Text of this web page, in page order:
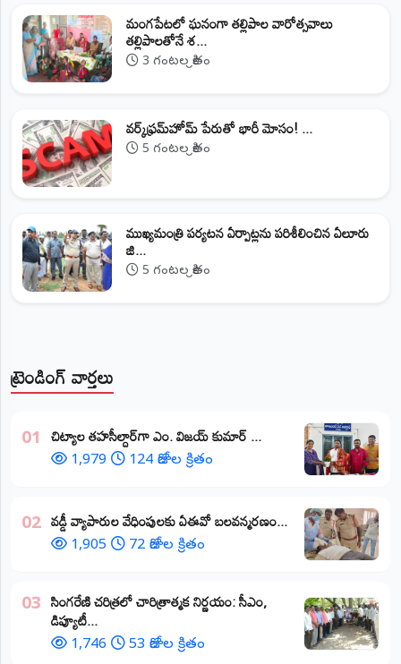
ట్రెండింగ్ వార్తలు
01 ​చిట్యాల తహసీల్దార్‌గా ఎం. విజయ్ కుమార్ ...
1,979 124 రోజుల క్రితం
02 వడ్డీ వ్యాపారుల వేధింపులకు ఏఈవో బలవన్మరణం...
1,905 72 రోజుల క్రితం
03 ​సింగరేణి చరిత్రలో చారిత్రాత్మక నిర్ణయం: సీఎం,
డిప్యూటీ...
1,746 53 రోజుల క్రితం
మంగపేటలో ఘనంగా తల్లిపాల వారోత్సవాలు
తల్లిపాలతోనే శ...
3 గంటల క్రితం
వర్క్‌ఫ్రమ్‌హోమ్‌ పేరుతో భారీ మోసం! ...
5 గంటల క్రితం
ముఖ్యమంత్రి పర్యటన ఏర్పాట్లను పరిశీలించిన ఏలూరు
జి...
5 గంటల క్రితం